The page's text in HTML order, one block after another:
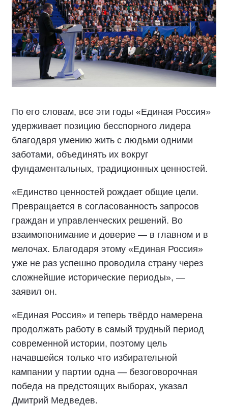
По его словам, все эти годы «Единая Россия»
удерживает позицию бесспорного лидера
благодаря умению жить с людьми одними
заботами, объединять их вокруг
фундаментальных, традиционных ценностей.
«Единство ценностей рождает общие цели.
Превращается в согласованность запросов
граждан и управленческих решений. Во
взаимопонимание и доверие — в главном и в
мелочах. Благодаря этому «Единая Россия»
уже не раз успешно проводила страну через
сложнейшие исторические периоды», —
заявил он.
«Единая Россия» и теперь твёрдо намерена
продолжать работу в самый трудный период
современной истории, поэтому цель
начавшейся только что избирательной
кампании у партии одна — безоговорочная
победа на предстоящих выборах, указал
Дмитрий Медведев.